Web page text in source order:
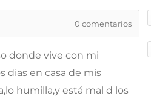
0 comentarios
donde vive con mi
dias en casa de mis
humilla,y está mal d los